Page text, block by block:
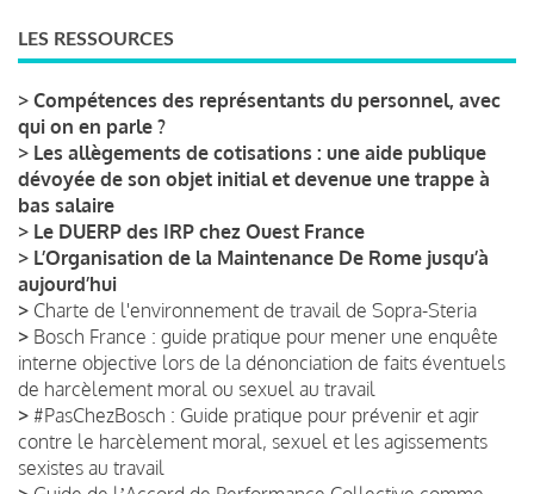
LES RESSOURCES
> Compétences des représentants du personnel, avec
qui on en parle ?
> Les allègements de cotisations : une aide publique
dévoyée de son objet initial et devenue une trappe à
bas salaire
> Le DUERP des IRP chez Ouest France
> L’Organisation de la Maintenance De Rome jusqu’à
aujourd’hui
> Charte de l'environnement de travail de Sopra-Steria
> Bosch France : guide pratique pour mener une enquête
interne objective lors de la dénonciation de faits éventuels
de harcèlement moral ou sexuel au travail
> #PasChezBosch : Guide pratique pour prévenir et agir
contre le harcèlement moral, sexuel et les agissements
sexistes au travail